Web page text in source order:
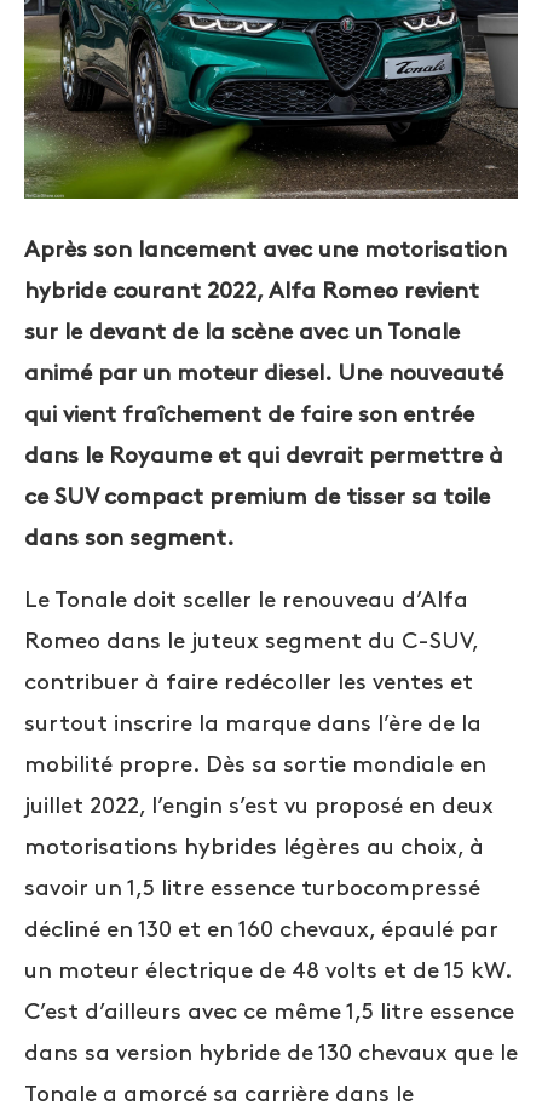
Après son lancement avec une motorisation
hybride courant 2022, Alfa Romeo revient
sur le devant de la scène avec un Tonale
animé par un moteur diesel. Une nouveauté
qui vient fraîchement de faire son entrée
dans le Royaume et qui devrait permettre à
ce SUV compact premium de tisser sa toile
dans son segment.
Le Tonale doit sceller le renouveau d’Alfa
Romeo dans le juteux segment du C-SUV,
contribuer à faire redécoller les ventes et
surtout inscrire la marque dans l’ère de la
mobilité propre. Dès sa sortie mondiale en
juillet 2022, l’engin s’est vu proposé en deux
motorisations hybrides légères au choix, à
savoir un 1,5 litre essence turbocompressé
décliné en 130 et en 160 chevaux, épaulé par
un moteur électrique de 48 volts et de 15 kW.
C’est d’ailleurs avec ce même 1,5 litre essence
dans sa version hybride de 130 chevaux que le
Tonale a amorcé sa carrière dans le